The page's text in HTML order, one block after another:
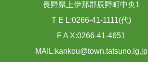
長野県上伊那郡辰野町中央1
T E L:0266-41-1111(代)
F A X:0266-41-4651
MAIL:kankou@town.tatsuno.lg.jp